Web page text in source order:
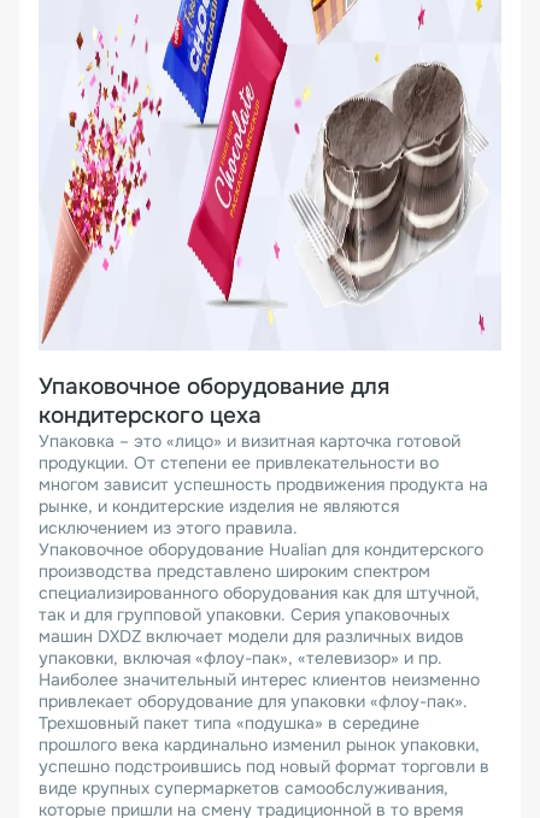
Упаковочное оборудование для
кондитерского цеха
Упаковка – это «лицо» и визитная карточка готовой
продукции. От степени ее привлекательности во
многом зависит успешность продвижения продукта на
рынке, и кондитерские изделия не являются
исключением из этого правила.
Упаковочное оборудование Hualian для кондитерского
производства представлено широким спектром
специализированного оборудования как для штучной,
так и для групповой упаковки. Серия упаковочных
машин DXDZ включает модели для различных видов
упаковки, включая «флоу-пак», «телевизор» и пр.
Наиболее значительный интерес клиентов неизменно
привлекает оборудование для упаковки «флоу-пак».
Трехшовный пакет типа «подушка» в середине
прошлого века кардинально изменил рынок упаковки,
успешно подстроившись под новый формат торговли в
виде крупных супермаркетов самообслуживания,
которые пришли на смену традиционной в то время